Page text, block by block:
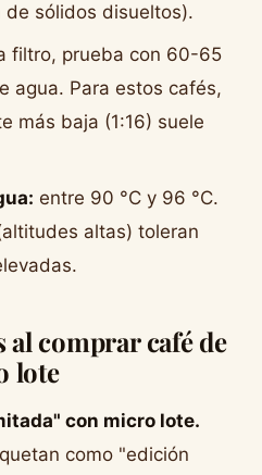
sólidos disueltos).
filtro, prueba con 60-65
agua. Para estos cafés,
más baja (1:16) suele
entre 90 °C y 96 °C.
altas) toleran
comprar café de
lote
con micro lote.
como "edición